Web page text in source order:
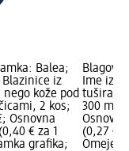
Balea;
iz
kože pod
2 kos;
Osnovna
€ za 1
grafika;
Ime
300 ml;
(0,27 €